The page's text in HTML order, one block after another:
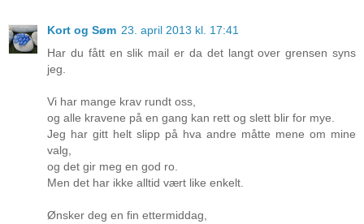
Kort og Søm 23. april 2013 kl. 17:41
Har du fått en slik mail er da det langt over grensen syns
jeg.
Vi har mange krav rundt oss,
og alle kravene på en gang kan rett og slett blir for mye.
Jeg har gitt helt slipp på hva andre måtte mene om mine
valg,
og det gir meg en god ro.
Men det har ikke alltid vært like enkelt.
Ønsker deg en fin ettermiddag,